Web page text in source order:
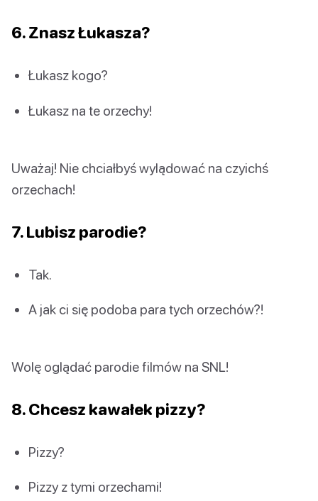
6. Znasz Łukasza?
Łukasz kogo?
Łukasz na te orzechy!
Uważaj! Nie chciałbyś wylądować na czyichś
orzechach!
7. Lubisz parodie?
Tak.
A jak ci się podoba para tych orzechów?!
Wolę oglądać parodie filmów na SNL!
8. Chcesz kawałek pizzy?
Pizzy?
Pizzy z tymi orzechami!